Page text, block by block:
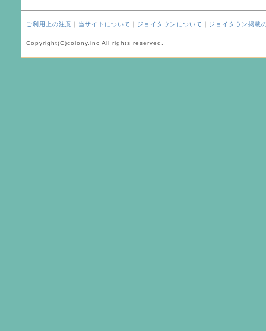
ご利用上の注意 ｜ 当サイトについて ｜ ジョイタウンについて ｜ ジョイタウン掲載
Copyright(C)colony.inc All rights reserved.